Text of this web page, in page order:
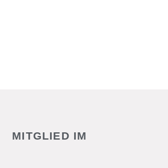
MITGLIED IM